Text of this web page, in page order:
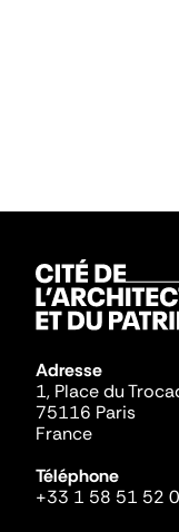
Adresse
1, Place du
75116 Paris
France
Téléphone
+33 1 58 51 52